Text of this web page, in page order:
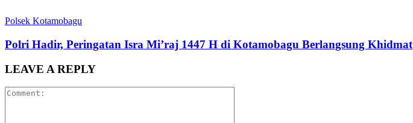
Polsek Kotamobagu
Polri Hadir, Peringatan Isra Mi’raj 1447 H di Kotamobagu Berlangsung Khidmat
LEAVE A REPLY